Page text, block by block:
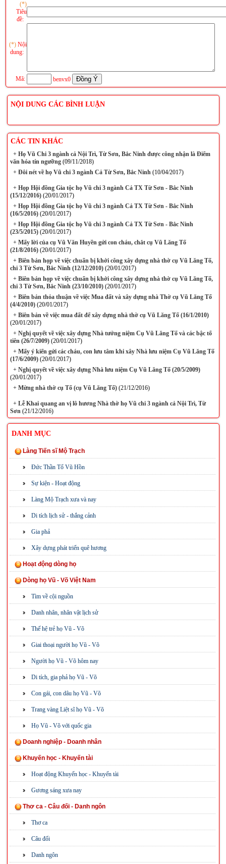
(*)
Tiêu
đề:
(*) Nội
dung:
Mã: benvx0
NỘI DUNG CÁC BÌNH LUẬN
CÁC TIN KHÁC
+Họ Vũ Chi 3 ngành cả Nội Trì, Từ Sơn, Bắc Ninh được công nhận là Điểm
văn hóa tín ngưỡng(09/11/2018)
+Đôi nét về họ Vũ chi 3 ngành Cả Từ Sơn, Bắc Ninh(10/04/2017)
+Họp Hội đồng Gia tộc họ Vũ chi 3 ngành Cả TX Từ Sơn - Bắc Ninh
(15/12/2016)(20/01/2017)
+Họp Hội đồng Gia tộc họ Vũ chi 3 ngành Cả TX Từ Sơn - Bắc Ninh
(16/5/2016)(20/01/2017)
+Họp Hội đồng Gia tộc họ Vũ chi 3 ngành Cả TX Từ Sơn - Bắc Ninh
(23/5/2015)(20/01/2017)
+Mấy lời của cụ Vũ Văn Huyền gửi con cháu, chắt cụ Vũ Lăng Tố
(21/8/2016)(20/01/2017)
+Biên bản họp về việc chuẩn bị khởi công xây dựng nhà thờ cụ Vũ Lăng Tố,
chi 3 Từ Sơn, Bắc Ninh (12/12/2010)(20/01/2017)
+Biên bản họp về việc chuẩn bị khởi công xây dựng nhà thờ cụ Vũ Lăng Tố,
chi 3 Từ Sơn, Bắc Ninh (23/10/2010)(20/01/2017)
+Biên bản thỏa thuận về việc Mua đất và xây dựng nhà Thờ cụ Vũ Lăng Tố
(4/4/2010)(20/01/2017)
+Biên bản về việc mua đất để xây dựng nhà thờ cụ Vũ Lăng Tố (16/1/2010)
(20/01/2017)
+Nghị quyết về việc xây dựng Nhà tưởng niệm Cụ Vũ Lăng Tố và các bậc tổ
tiên (26/7/2009)(20/01/2017)
+Mấy ý kiến gửi các cháu, con lưu tâm khi xây Nhà lưu niệm Cụ Vũ Lăng Tố
(17/6/2009)(20/01/2017)
+Nghị quyết về việc xây dựng Nhà lưu niệm Cụ Vũ Lăng Tố (20/5/2009)
(20/01/2017)
+Mừng nhà thờ cụ Tổ (cụ Vũ Lăng Tố)(21/12/2016)
+Lễ Khai quang an vị lô hương Nhà thờ họ Vũ chi 3 ngành cả Nội Trì, Từ
Sơn(21/12/2016)
DANH MỤC
Làng Tiến sĩ Mộ Trạch
Đức Thần Tổ Vũ Hồn
Sự kiện - Hoạt động
Làng Mộ Trạch xưa và nay
Di tích lịch sử - thắng cảnh
Gia phả
Xây dựng phát triển quê hương
Hoạt động dòng họ
Dòng họ Vũ - Võ Việt Nam
Tìm về cội nguồn
Danh nhân, nhân vật lịch sử
Thế hệ trẻ họ Vũ - Võ
Giai thoại người họ Vũ - Võ
Người họ Vũ - Võ hôm nay
Di tích, gia phả họ Vũ - Võ
Con gái, con dâu họ Vũ - Võ
Trang vàng Liệt sĩ họ Vũ - Võ
Họ Vũ - Võ với quốc gia
Doanh nghiệp - Doanh nhân
Khuyến học - Khuyến tài
Hoạt động Khuyến học - Khuyến tài
Gương sáng xưa nay
Thơ ca - Câu đối - Danh ngôn
Thơ ca
Câu đối
Danh ngôn